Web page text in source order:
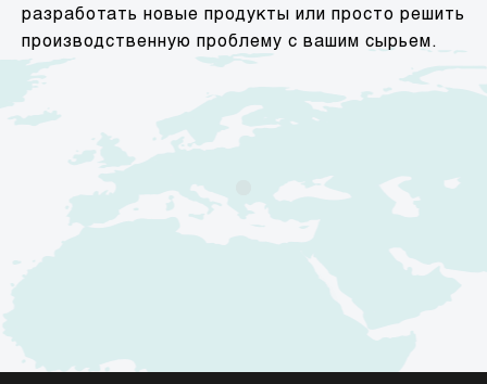
разработать новые продукты или просто решить
производственную проблему с вашим сырьем.